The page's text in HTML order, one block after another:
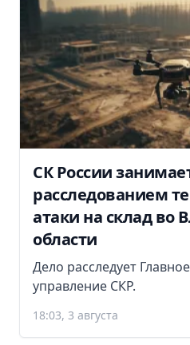
СК России
расследованием
атаки на склад во
области
Дело расследует
управление СКР.
18:03, 3 августа